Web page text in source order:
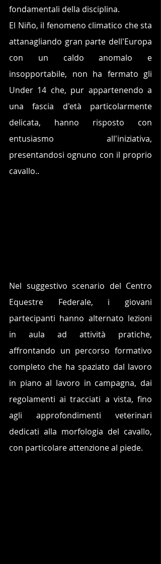
fondamentali della disciplina.
El Niño, il fenomeno climatico che sta
attanagliando gran parte dell'Europa
con un caldo anomalo e
insopportabile, non ha fermato gli
Under 14 che, pur appartenendo a
una fascia d'età particolarmente
delicata, hanno risposto con
entusiasmo all'iniziativa,
presentandosi ognuno con il proprio
cavallo..
Nel suggestivo scenario del Centro
Equestre Federale, i giovani
partecipanti hanno alternato lezioni
in aula ad attività pratiche,
affrontando un percorso formativo
completo che ha spaziato dal lavoro
in piano al lavoro in campagna, dai
regolamenti ai tracciati a vista, fino
agli approfondimenti veterinari
dedicati alla morfologia del cavallo,
con particolare attenzione al piede.